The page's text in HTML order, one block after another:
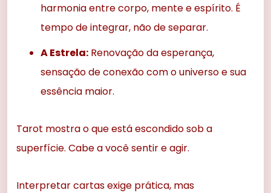
harmonia entre corpo, mente e espírito. É
tempo de integrar, não de separar.
A Estrela: Renovação da esperança,
sensação de conexão com o universo e sua
essência maior.
Tarot mostra o que está escondido sob a
superfície. Cabe a você sentir e agir.
Interpretar cartas exige prática, mas